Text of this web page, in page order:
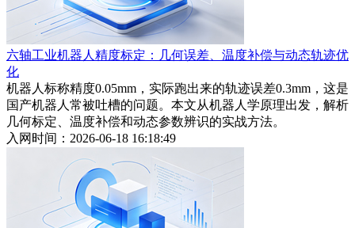
六轴工业机器人精度标定：几何误差、温度补偿与动态轨迹优
化
机器人标称精度0.05mm，实际跑出来的轨迹误差0.3mm，这是
国产机器人常被吐槽的问题。本文从机器人学原理出发，解析
几何标定、温度补偿和动态参数辨识的实战方法。
入网时间：2026-06-18 16:18:49